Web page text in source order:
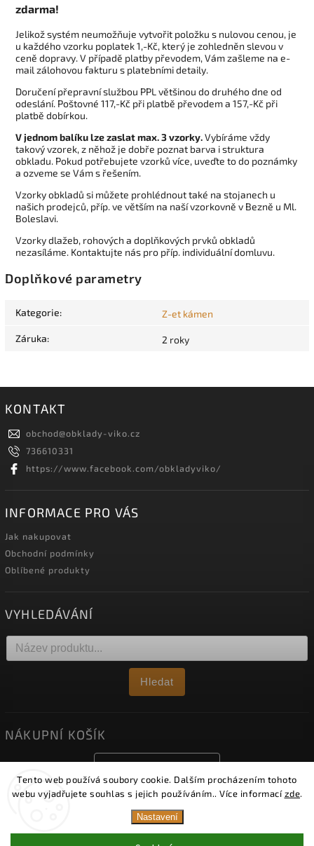
Tento web používá soubory cookie. Dalším procházením tohoto
webu vyjadřujete souhlas s jejich používáním.. Více informacízde.
Nastavení
zdarma!
Jelikož systém neumožňuje vytvořit položku s nulovou cenou, je
u každého vzorku poplatek 1,-Kč, který je zohledněn slevou v
ceně dopravy. V případě platby převodem, Vám zašleme na e-
mail zálohovou fakturu s platebními detaily.
Doručení přepravní službou PPL většinou do druhého dne od
odeslání. Poštovné 117,-Kč při platbě převodem a 157,-Kč při
platbě dobírkou.
V jednom balíku lze zaslat max. 3 vzorky.Vybíráme vždy
takový vzorek, z něhož je dobře poznat barva i struktura
obkladu. Pokud potřebujete vzorků více, uveďte to do poznámky
a ozveme se Vám s řešením.
Vzorky obkladů si můžete prohlédnout také na stojanech u
našich prodejců, příp. ve větším na naší vzorkovně v Bezně u Ml.
Boleslavi.
Vzorky dlažeb, rohových a doplňkových prvků obkladů
nezasíláme. Kontaktujte nás pro příp. individuální domluvu.
Doplňkové parametry
Kategorie: Z-et kámen
Záruka: 2 roky
KONTAKT
obchod@obklady-viko.cz
736610331
https://www.facebook.com/obkladyviko/
INFORMACE PRO VÁS
Jak nakupovat
Obchodní podmínky
Oblíbené produkty
VYHLEDÁVÁNÍ
Hledat
NÁKUPNÍ KOŠÍK
Obklady Viko. Všechna práva vyhrazena.
Upravit nastavení cookies